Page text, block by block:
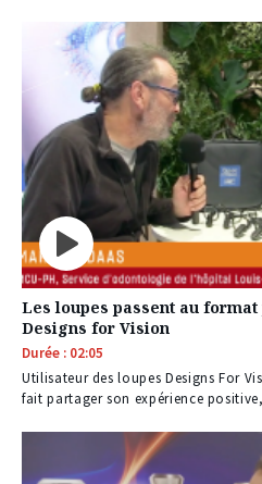
Les loupes passent au
Designs for Vision
Durée : 02:05
Utilisateur des loupes Designs For
fait partager son expérience